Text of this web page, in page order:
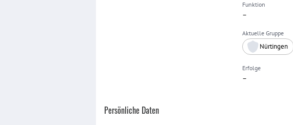
Funktion
–
Aktuelle Gruppe
Nürtingen
Erfolge
–
Persönliche Daten